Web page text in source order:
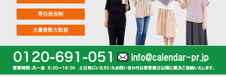
専任担当制
大量冊数大歓迎